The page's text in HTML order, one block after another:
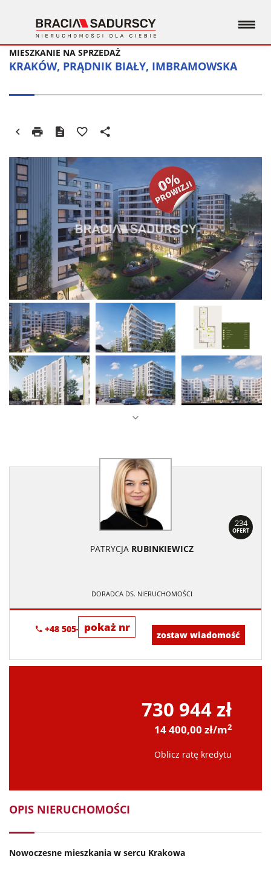
KRAKÓW, PRĄDNIK BIAŁY, IMBRAMOWSKA
MIESZKANIE NA SPRZEDAŻ
234
OFERT
PATRYCJA RUBINKIEWICZ
DORADCA DS. NIERUCHOMOŚCI
pokaż nr
+48 505-236-943
zostaw wiadomość
730 944 zł
14 400,00 zł/m2
Oblicz ratę kredytu
OPIS NIERUCHOMOŚCI
Nowoczesne mieszkania w sercu Krakowa